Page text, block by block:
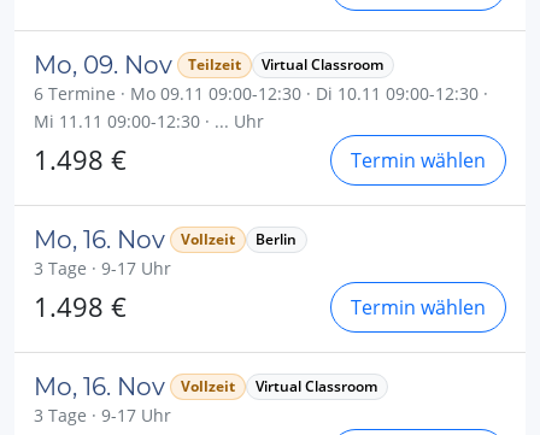
Mo, 09. Nov Teilzeit Virtual Classroom
6 Termine · Mo 09.11 09:00-12:30 · Di 10.11 09:00-12:30 ·
Mi 11.11 09:00-12:30 · ... Uhr
1.498 € Termin wählen
Mo, 16. Nov Vollzeit Berlin
3 Tage · 9-17 Uhr
1.498 € Termin wählen
Mo, 16. Nov Vollzeit Virtual Classroom
3 Tage · 9-17 Uhr